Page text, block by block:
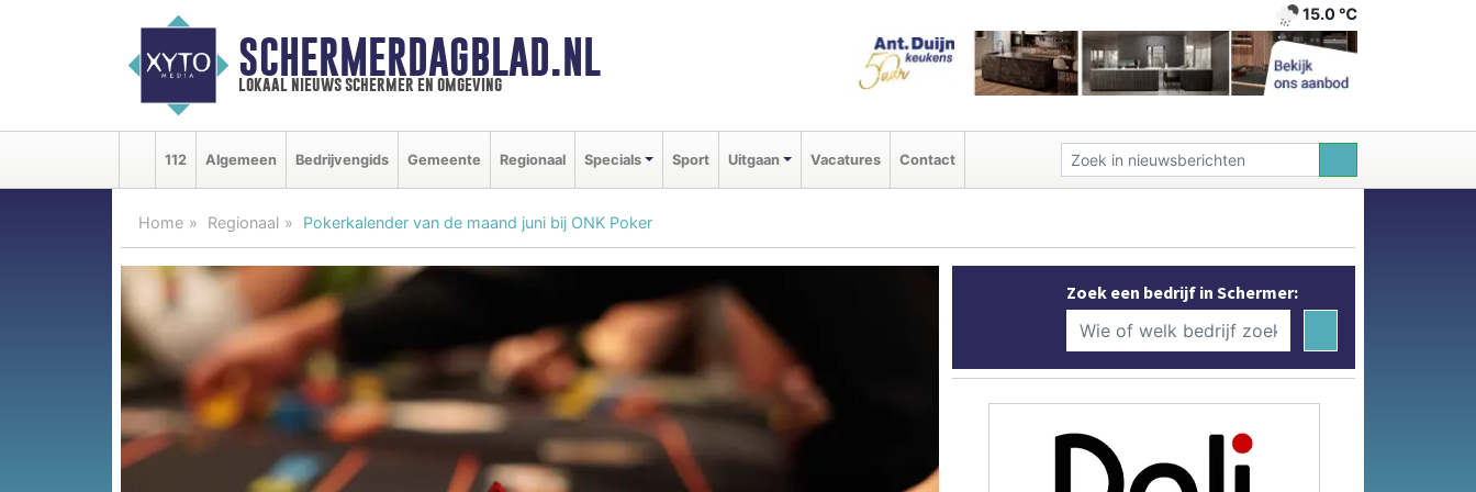
SCHERMERDAGBLAD.NL
lokaal nieuws schermer en omgeving
15.0 ℃
112 Algemeen Bedrijvengids Gemeente Regionaal Specials Sport Uitgaan Vacatures Contact
Home Regionaal Pokerkalender van de maand juni bij ONK Poker
Zoek een bedrijf in Schermer: